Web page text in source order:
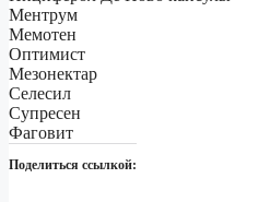
Ментрум
Мемотен
Оптимист
Мезонектар
Селесил
Супресен
Фаговит
Поделиться ссылкой: